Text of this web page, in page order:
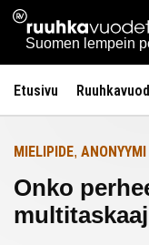
Siirry
sisältöön
Ruuhkavuodet.fi
Suomen lempein
Etusivu
Etusivulle
MIELIPIDE, ANONYYMI
Onko